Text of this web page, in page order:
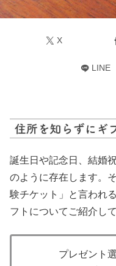
X
LINE
誕生日や記念日、結婚
のように存在します。
験チケット」と言われ
フトについてご紹介し
プレゼント